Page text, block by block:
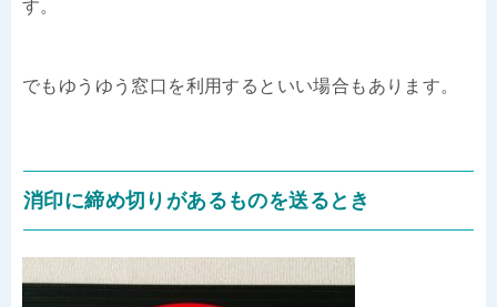
す。
でもゆうゆう窓口を利用するといい場合もあります。
消印に締め切りがあるものを送るとき